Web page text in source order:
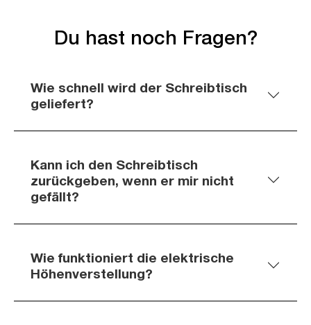
Du hast noch Fragen?
Wie schnell wird der Schreibtisch
geliefert?
Kann ich den Schreibtisch
zurückgeben, wenn er mir nicht
gefällt?
Wie funktioniert die elektrische
Höhenverstellung?